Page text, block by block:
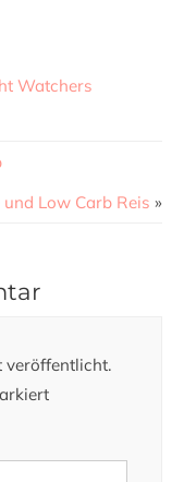
Watchers
Low Carb Reis »
veröffentlicht.